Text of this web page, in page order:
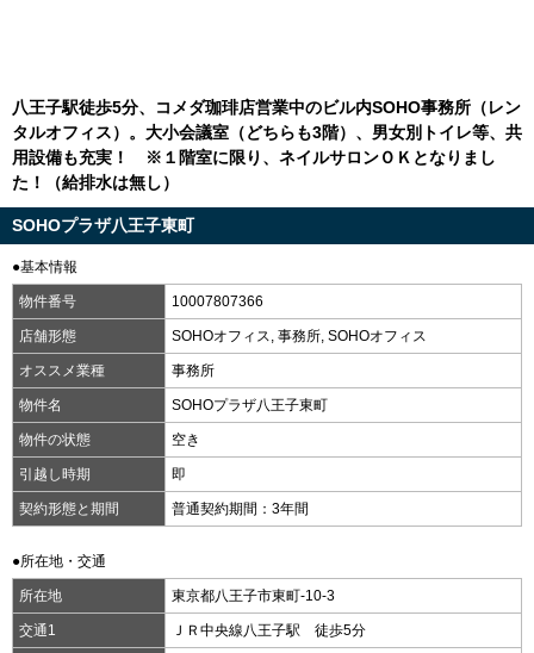
八王子駅徒歩5分、コメダ珈琲店営業中のビル内SOHO事務所（レン
タルオフィス）。大小会議室（どちらも3階）、男女別トイレ等、共
用設備も充実！ ※１階室に限り、ネイルサロンＯＫとなりまし
た！（給排水は無し）
SOHOプラザ八王子東町
●基本情報
物件番号 10007807366
店舗形態 SOHOオフィス, 事務所, SOHOオフィス
オススメ業種 事務所
物件名 SOHOプラザ八王子東町
物件の状態 空き
引越し時期 即
契約形態と期間 普通契約期間：3年間
●所在地・交通
所在地 東京都八王子市東町-10-3
交通1 ＪＲ中央線八王子駅 徒歩5分